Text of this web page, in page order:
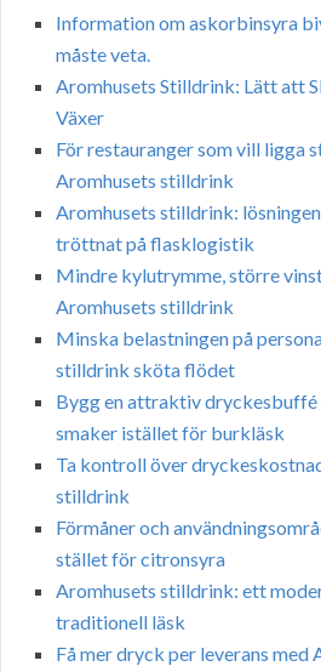
Information om askorbinsyra
måste veta.
Aromhusets Stilldrink: Lätt att
Växer
För restauranger som vill ligga
Aromhusets stilldrink
Aromhusets stilldrink:
tröttnat på flasklogistik
Mindre kylutrymme, större
Aromhusets stilldrink
Minska belastningen på
stilldrink sköta flödet
Bygg en attraktiv dryckesbuffé
smaker istället för burkläsk
Ta kontroll över
stilldrink
Förmåner och
stället för citronsyra
Aromhusets stilldrink: ett
traditionell läsk
Få mer dryck per leverans